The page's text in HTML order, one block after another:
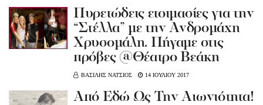
Πυρετώδεις ετοιμασίες για την
“Στέλλα” με την Ανδρομάχη
Χρυσομάλη. Πήγαμε στις
πρόβες @Θέατρο Βεάκη
ΒΑΣΙΛΗΣ ΝΑΤΣΙΟΣ 14 ΙΟΥΛΙΟΥ 2017
Από Εδώ Ως Την Αιωνιότητα!